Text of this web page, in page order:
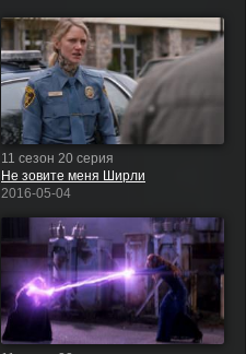
11 сезон 20 серия
Не зовите меня Ширли
2016-05-04